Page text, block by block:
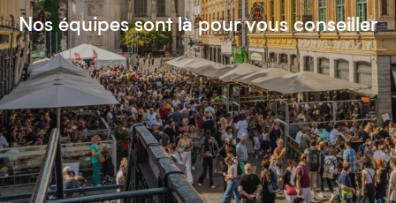
Nos équipes sont là pour vous conseiller